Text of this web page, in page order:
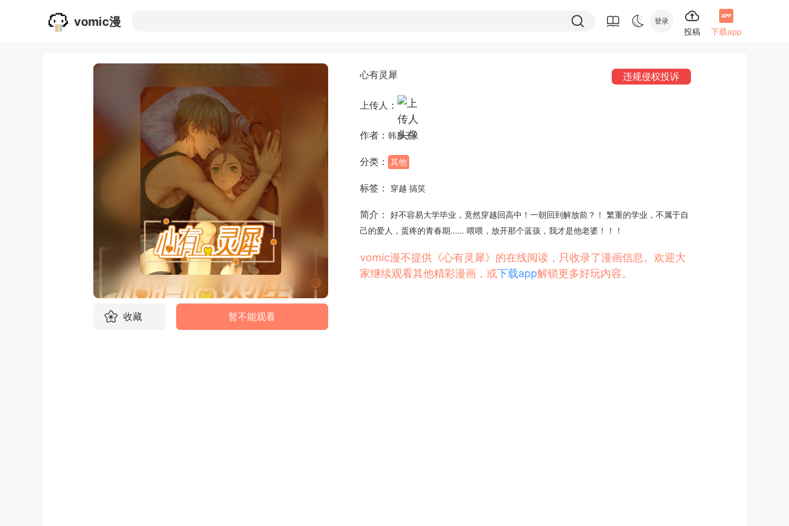
vomic漫 登录
投稿 下载app
收藏 暂不能观看
心有灵犀 违规侵权投诉
上传人：
作者： 韩犀子
分类： 其他
标签： 穿越 搞笑
简介：
好不容易大学毕业，竟然穿越回高中！一朝回到解放前？！ 繁重的学业，不属于自
己的爱人，蛋疼的青春期...... 喂喂，放开那个蓝孩，我才是他老婆！！！
vomic漫不提供《心有灵犀》的在线阅读，只收录了漫画信息。欢迎大
家继续观看其他精彩漫画，或下载app解锁更多好玩内容。